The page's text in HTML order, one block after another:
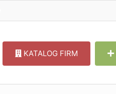
KATALOG FIRM